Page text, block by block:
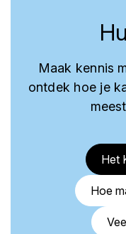
Maak kennis
ontdek hoe je
Het
Hoe